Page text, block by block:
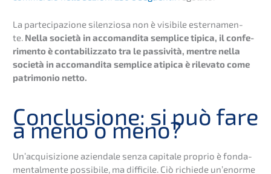
La parte­ci­pa­zio­ne silen­zio­sa non è visibi­le ester­na­men­
te. Nella socie­tà in accoman­di­ta sempli­ce tipica, il confe­
ri­men­to è conta­bi­liz­za­to tra le passi­vi­tà, mentre nella
socie­tà in accoman­di­ta sempli­ce atipi­ca è rileva­to come
patri­mo­nio netto.
Conclu­sio­ne: si può fare
a meno o meno?
Un’ac­qui­si­zio­ne aziend­a­le senza capita­le proprio è fonda­
men­tal­men­te possi­bi­le, ma diffi­ci­le. Ciò richie­de un’enor­me